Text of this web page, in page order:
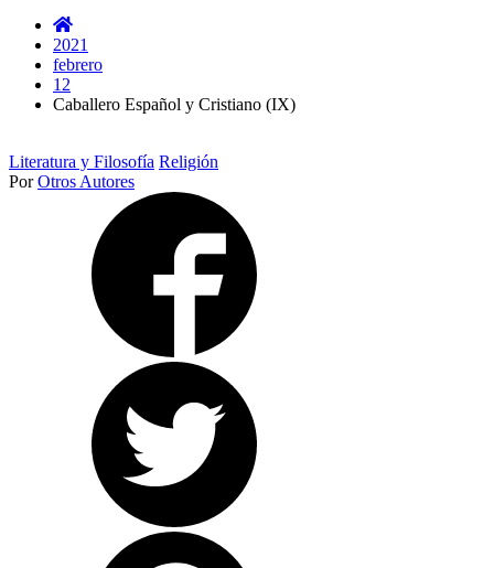
2021
febrero
12
Caballero Español y Cristiano (IX)
Literatura y Filosofía Religión
PorOtros Autores